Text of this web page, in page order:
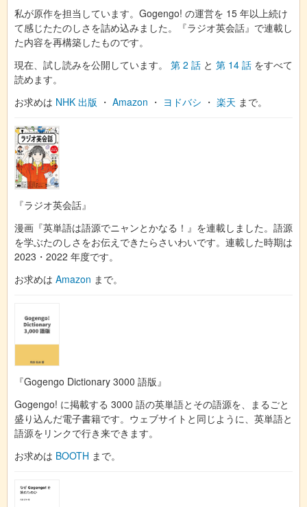
私が原作を担当しています。Gogengo! の運営を 15 年以上続け
て感じたたのしさを詰め込みました。『ラジオ英会話』で連載し
た内容を再構築したものです。
現在、試し読みを公開しています。 第 2 話 と 第 14 話 をすべて
読めます。
お求めは NHK 出版 ・ Amazon ・ ヨドバシ ・ 楽天 まで。
『ラジオ英会話』
漫画『英単語は語源でニャンとかなる！』を連載しました。語源
を学ぶたのしさをお伝えできたらさいわいです。連載した時期は
2023・2022 年度です。
お求めは Amazon まで。
『Gogengo Dictionary 3000 語版』
Gogengo! に掲載する 3000 語の英単語とその語源を、まるごと
盛り込んだ電子書籍です。ウェブサイトと同じように、英単語と
語源をリンクで行き来できます。
お求めは BOOTH まで。